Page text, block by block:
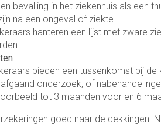
bevalling in het ziekenhuis als een
na een ongeval of ziekte.
hanteren een lijst met zware
.
bieden een tussenkomst bij de
onderzoek, of
tot 3 maanden voor en 6
goed naar de dekkingen.